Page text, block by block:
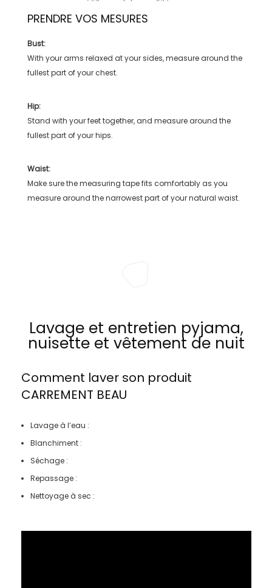
PRENDRE VOS MESURES
Bust:
With your arms relaxed at your sides, measure around the
fullest part of your chest.
Hip:
Stand with your feet together, and measure around the
fullest part of your hips.
Waist:
Make sure the measuring tape fits comfortably as you
measure around the narrowest part of your natural waist.
Lavage et entretien pyjama,
nuisette et vêtement de nuit
Comment laver son produit
CARREMENT BEAU
Lavage à l’eau :
Blanchiment :
Séchage :
Repassage :
Nettoyage à sec :